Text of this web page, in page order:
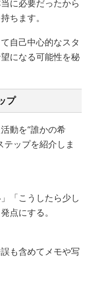
に必要だったから
ちます。
自己中心的なスタ
になる可能性を秘
プ
動を“誰かの希
テップを紹介しま
「こうしたら少し
点にする。
も含めてメモや写